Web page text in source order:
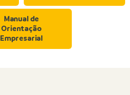
Manual de
Orientação
Empresarial